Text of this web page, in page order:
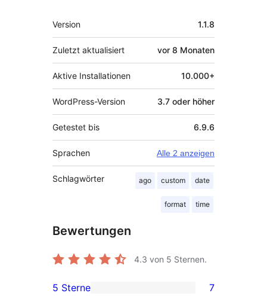
Meta
Version 1.1.8
Zuletzt aktualisiert vor 8 Monaten
Aktive Installationen 10.000+
WordPress-Version 3.7 oder höher
Getestet bis 6.9.6
Sprachen Alle 2 anzeigen
Schlagwörter ago custom date
format time
Bewertungen
4.3 von 5 Sternen.
5 Sterne 7